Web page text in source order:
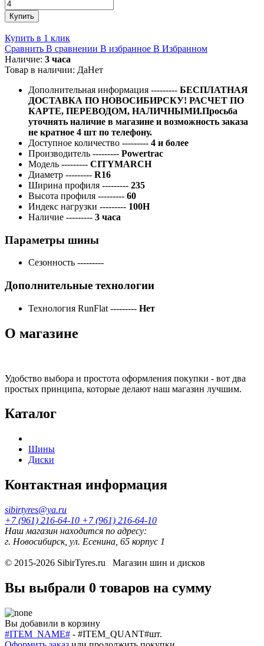
Купить
Купить в 1 клик
Сравнить В сравнении В избранное В Избранном
Наличие: 3 часа
Товар в наличии: ДаНет
Дополнительная информация --------- БЕСПЛАТНАЯ
ДОСТАВКА ПО НОВОСИБИРСКУ! РАСЧЕТ ПО
КАРТЕ, ПЕРЕВОДОМ, НАЛИЧНЫМИ.Просьба
уточнять наличие в магазине и возможность заказа
не кратное 4 шт по телефону.
Доступное количество --------- 4 и более
Производитель --------- Powertrac
Модель --------- CITYMARCH
Диаметр --------- R16
Ширина профиля --------- 235
Высота профиля --------- 60
Индекс нагрузки --------- 100H
Наличие --------- 3 часа
Параметры шины
Сезонность ---------
Дополнительные технологии
Технология RunFlat --------- Нет
О магазине
Удобство выбора и простота оформления покупки - вот два
простых принципа, которые делают наш магазин лучшим.
Каталог
Шины
Диски
Контактная информация
sibirtyres@ya.ru
+7 (961) 216-64-10 +7 (961) 216-64-10
Наш магазин находится по адресу:
г. Новосибирск, ул. Есенина, 65 корпус 1
© 2015-2026 SibirTyres.ru Магазин шин и дисков
Вы выбрали 0 товаров на сумму
Вы добавили в корзину
#ITEM_NAME# - #ITEM_QUANT#шт.